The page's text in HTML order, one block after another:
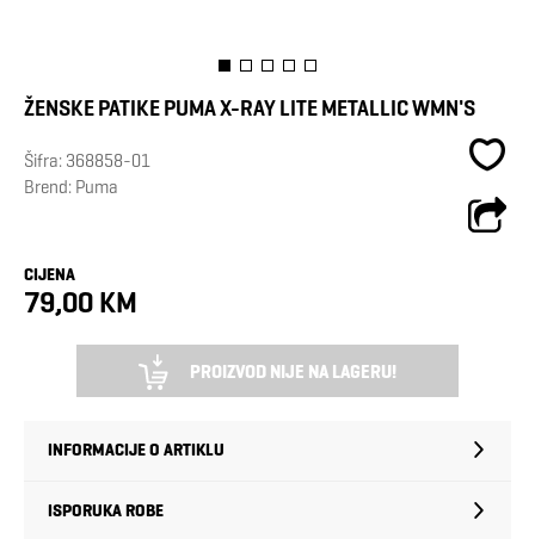
ŽENSKE PATIKE PUMA X-RAY LITE METALLIC WMN'S
Šifra: 368858-01
Brend: Puma
CIJENA
79,00 KM
PROIZVOD NIJE NA LAGERU!
INFORMACIJE O ARTIKLU
ISPORUKA ROBE